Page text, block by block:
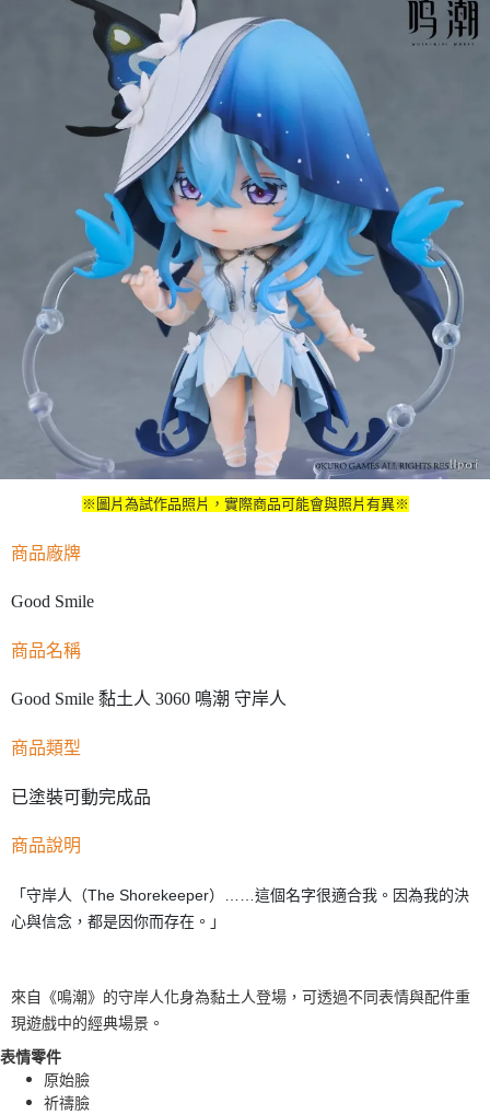
※圖片為試作品照片，實際商品可能會與照片有異※
商品廠牌
Good Smile
商品名稱
Good Smile 黏土人 3060 鳴潮 守岸人
商品類型
已塗裝可動完成品
商品說明
「守岸人（The Shorekeeper）……這個名字很適合我。因為我的決
心與信念，都是因你而存在。」
來自《鳴潮》的守岸人化身為黏土人登場，可透過不同表情與配件重
現遊戲中的經典場景。
表情零件
原始臉
祈禱臉